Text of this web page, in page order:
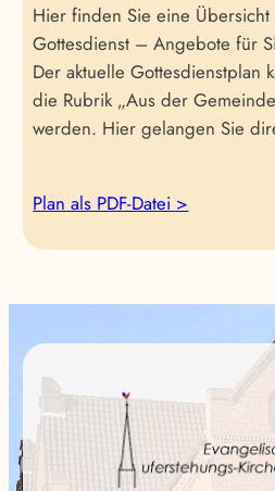
Hier finden Sie eine
Gottesdienst – Angebote für
Der aktuelle Gottesdienstplan
die Rubrik „Aus der
werden. Hier gelangen Sie
Plan als PDF-Datei >